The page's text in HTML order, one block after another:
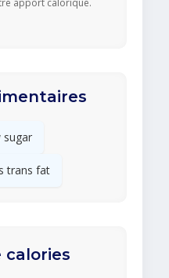
apport calorique.
sugar
trans fat
calories